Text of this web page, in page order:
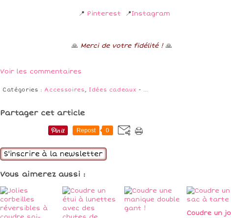
📍 Pinterest 📍Instagram
🙏 Merci de votre fidélité !🙏
Voir les commentaires
Catégories :Accessoires, Idées cadeaux - …
Partager cet article
Repost 0
S'inscrire à la newsletter
Vous aimerez aussi :
Coudre un